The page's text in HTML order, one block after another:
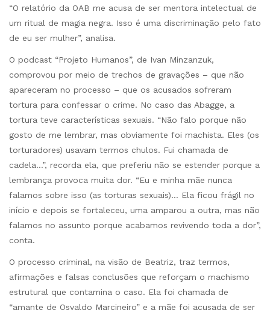
“O relatório da OAB me acusa de ser mentora intelectual de
um ritual de magia negra. Isso é uma discriminação pelo fato
de eu ser mulher”, analisa.
O podcast “Projeto Humanos”, de Ivan Minzanzuk,
comprovou por meio de trechos de gravações – que não
apareceram no processo – que os acusados sofreram
tortura para confessar o crime. No caso das Abagge, a
tortura teve características sexuais. “Não falo porque não
gosto de me lembrar, mas obviamente foi machista. Eles (os
torturadores) usavam termos chulos. Fui chamada de
cadela…”, recorda ela, que preferiu não se estender porque a
lembrança provoca muita dor. “Eu e minha mãe nunca
falamos sobre isso (as torturas sexuais)… Ela ficou frágil no
início e depois se fortaleceu, uma amparou a outra, mas não
falamos no assunto porque acabamos revivendo toda a dor”,
conta.
O processo criminal, na visão de Beatriz, traz termos,
afirmações e falsas conclusões que reforçam o machismo
estrutural que contamina o caso. Ela foi chamada de
“amante de Osvaldo Marcineiro” e a mãe foi acusada de ser